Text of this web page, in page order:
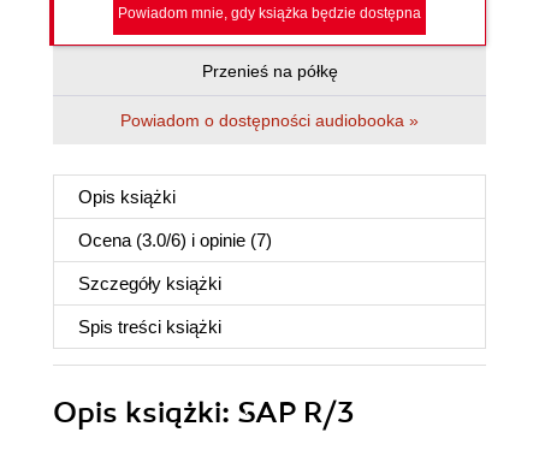
Powiadom mnie, gdy książka będzie dostępna
Przenieś na półkę
Powiadom o dostępności audiobooka »
Opis książki
Ocena (3.0/6) i opinie (7)
Szczegóły książki
Spis treści książki
Opis książki: SAP R/3